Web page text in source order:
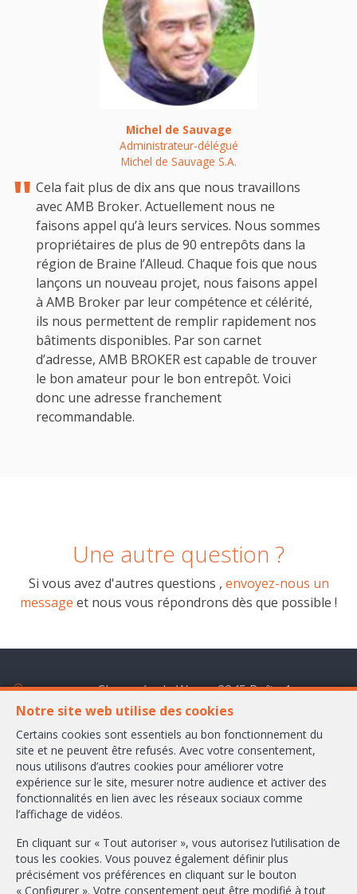
Michel de Sauvage
Administrateur-délégué
Michel de Sauvage S.A.
Cela fait plus de dix ans que nous travaillons
avec AMB Broker. Actuellement nous ne
faisons appel qu’à leurs services. Nous sommes
propriétaires de plus de 90 entrepôts dans la
région de Braine l’Alleud. Chaque fois que nous
lançons un nouveau projet, nous faisons appel
à AMB Broker par leur compétence et célérité,
ils nous permettent de remplir rapidement nos
bâtiments disponibles. Par son carnet
d’adresse, AMB BROKER est capable de trouver
le bon amateur pour le bon entrepôt. Voici
donc une adresse franchement
recommandable.
Une autre question ?
Si vous avez d'autres questions , envoyez-nous un
message et nous vous répondrons dès que possible !
Notre site web utilise des cookies
Certains cookies sont essentiels au bon fonctionnement du
site et ne peuvent être refusés. Avec votre consentement,
nous utilisons d’autres cookies pour améliorer votre
expérience sur le site, mesurer notre audience et activer des
fonctionnalités en lien avec les réseaux sociaux comme
l’affichage de vidéos.
En cliquant sur « Tout autoriser », vous autorisez l’utilisation de
tous les cookies. Vous pouvez également définir plus
précisément vos préférences en cliquant sur le bouton
« Configurer ». Votre consentement peut être modifié à tout
Chaussée de Wavre 2245 Boîte 1
1160 Bruxelles
+32-2/658.24.52
info@ambbroker.be
Agent immobilier intermédiaire agréé IPI sous le numéro 503.610 en
Instance de contrôle: Institut professionnel des agents immobiliers, rue
du Luxembourg 16B, 1000 Bruxelles (+32 2 505 38 50 - info@ipi.be) -
Soumis aucode déontologique de l’ IPI